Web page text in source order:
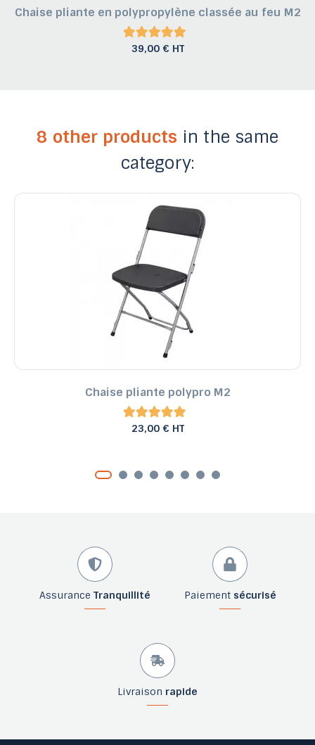
Chaise pliante en polypropylène classée au feu M2
39,00 € HT
8 other products in the same
category:
Chaise pliante polypro M2
23,00 € HT
Assurance Tranquillité Paiement sécurisé
Livraison rapide